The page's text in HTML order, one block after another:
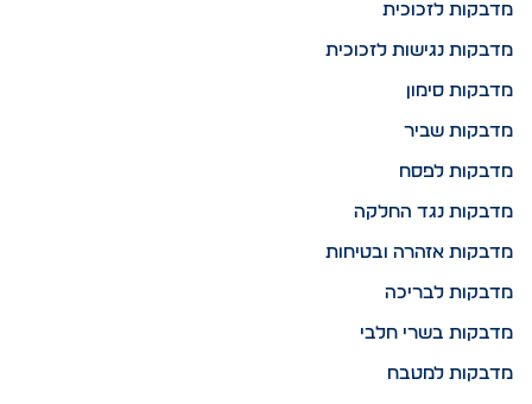
מדבקות לזכוכית
מדבקות נגישות לזכוכית
מדבקות סימון
מדבקות שביר
מדבקות לפסח
מדבקות נגד החלקה
מדבקות אזהרה ובטיחות
מדבקות לבריכה
מדבקות בשרי חלבי
מדבקות למטבח